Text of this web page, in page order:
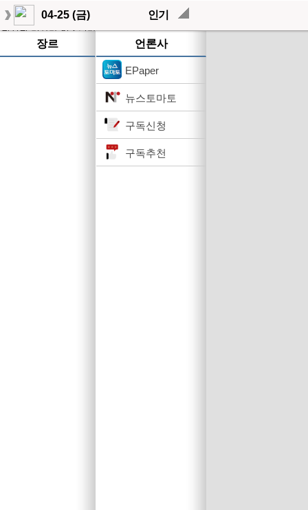
04-25 (금) 인기
장르 언론사
EPaper
뉴스토마토
구독신청
구독추천
작성된 기사가 없습니다.